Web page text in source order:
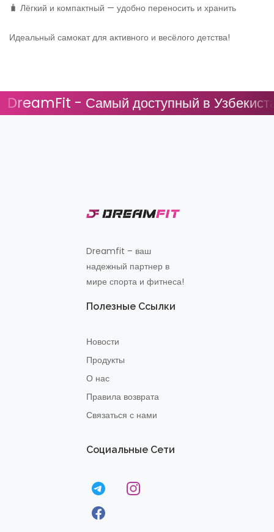
🧳 Лёгкий и компактный — удобно переносить и хранить
Идеальный самокат для активного и весёлого детства!
- Самый доступный в Узбекистане
Dreamfit – ваш
надежный партнер в
мире спорта и фитнеса!
Полезные Ссылки
Новости
Продукты
О нас
Правила возврата
Связаться с нами
Социальные Сети